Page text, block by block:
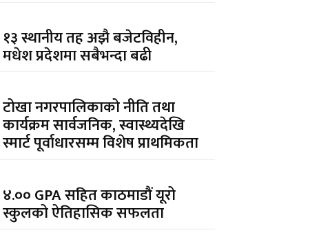
१३ स्थानीय तह अझै बजेटविहीन,
मधेश प्रदेशमा सबैभन्दा बढी
टोखा नगरपालिकाको नीति तथा
कार्यक्रम सार्वजनिक, स्वास्थ्यदेखि
स्मार्ट पूर्वाधारसम्म विशेष प्राथमिकता
४.०० GPA सहित काठमाडौं यूरो
स्कुलको ऐतिहासिक सफलता